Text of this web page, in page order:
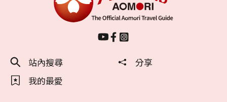
站內搜尋
分享
我的最愛